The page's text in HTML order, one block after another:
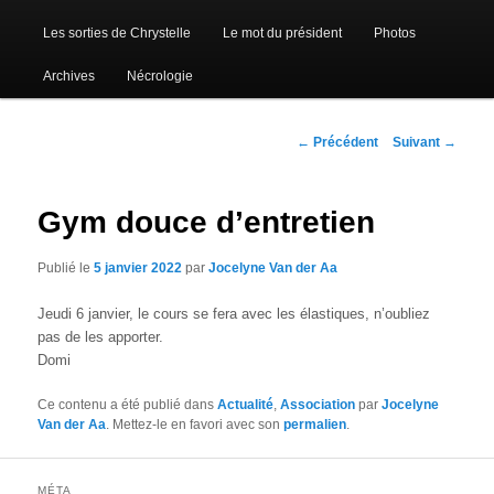
Les sorties de Chrystelle Le mot du président Photos
Archives Nécrologie
Navigation
← Précédent Suivant →
Gym douce d’entretien
Publié le5 janvier 2022 parJocelyne Van der Aa
Jeudi 6 janvier, le cours se fera avec les élastiques, n’oubliez
pas de les apporter.
Domi
Ce contenu a été publié dansActualité ,Association parJocelyne
Van der Aa . Mettez-le en favori avec sonpermalien
MÉTA